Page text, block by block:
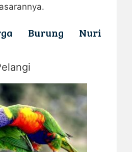
Burung Nuri